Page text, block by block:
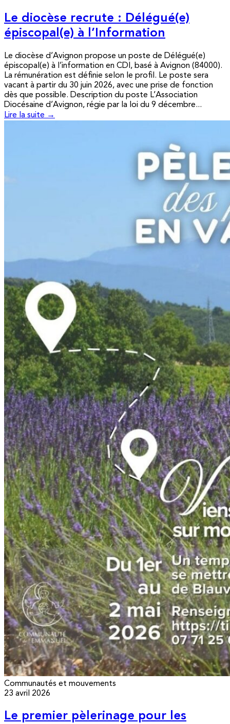
Le diocèse recrute : Délégué(e)
épiscopal(e) à l’Information
Le diocèse d’Avignon propose un poste de Délégué(e)
épiscopal(e) à l’information en CDI, basé à Avignon (84000).
La rémunération est définie selon le profil. Le poste sera
vacant à partir du 30 juin 2026, avec une prise de fonction
dès que possible. Description du poste L’Association
Diocésaine d’Avignon, régie par la loi du 9 décembre...
Lire la suite →
Communautés et mouvements
23 avril 2026
Le premier pèlerinage pour les